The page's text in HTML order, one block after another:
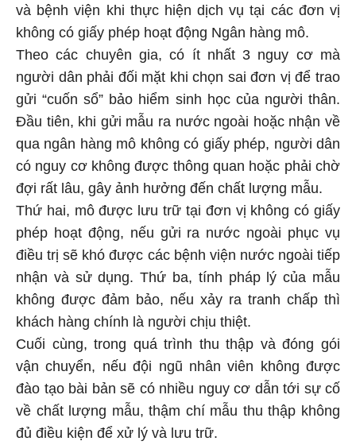
và bệnh viện khi thực hiện dịch vụ tại các đơn vị
không có giấy phép hoạt động Ngân hàng mô.
Theo các chuyên gia, có ít nhất 3 nguy cơ mà
người dân phải đối mặt khi chọn sai đơn vị để trao
gửi “cuốn sổ” bảo hiểm sinh học của người thân.
Đầu tiên, khi gửi mẫu ra nước ngoài hoặc nhận về
qua ngân hàng mô không có giấy phép, người dân
có nguy cơ không được thông quan hoặc phải chờ
đợi rất lâu, gây ảnh hưởng đến chất lượng mẫu.
Thứ hai, mô được lưu trữ tại đơn vị không có giấy
phép hoạt động, nếu gửi ra nước ngoài phục vụ
điều trị sẽ khó được các bệnh viện nước ngoài tiếp
nhận và sử dụng. Thứ ba, tính pháp lý của mẫu
không được đảm bảo, nếu xảy ra tranh chấp thì
khách hàng chính là người chịu thiệt.
Cuối cùng, trong quá trình thu thập và đóng gói
vận chuyển, nếu đội ngũ nhân viên không được
đào tạo bài bản sẽ có nhiều nguy cơ dẫn tới sự cố
về chất lượng mẫu, thậm chí mẫu thu thập không
đủ điều kiện để xử lý và lưu trữ.